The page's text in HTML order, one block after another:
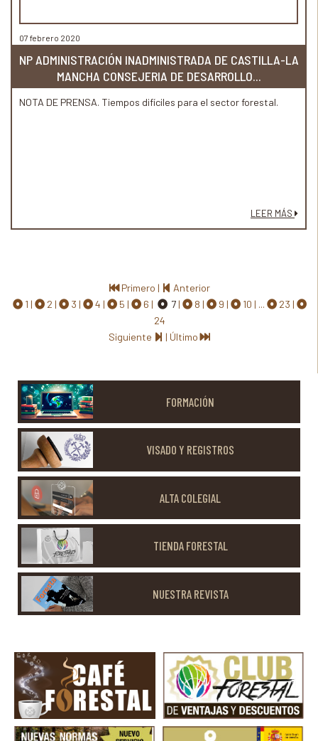
07 febrero 2020
NP ADMINISTRACIÓN INADMINISTRADA DE CASTILLA-LA
MANCHA CONSEJERIA DE DESARROLLO...
NOTA DE PRENSA. Tiempos difíciles para el sector forestal.
LEER MÁS
Primero |
Anterior
1
2 3 4 5 6 7 8 9 10 ...
23
24
Siguiente
| Último
FORMACIÓN
VISADO Y REGISTROS
ALTA COLEGIAL
TIENDA FORESTAL
NUESTRA REVISTA